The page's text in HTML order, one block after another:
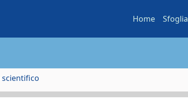
Home Sfoglia